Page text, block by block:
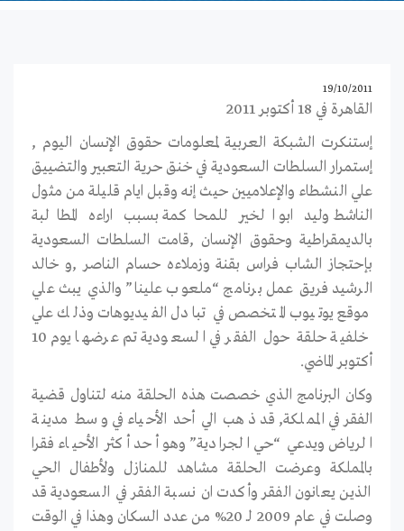
19/10/2011
القاهرة في 18 أكتوبر 2011
إستنكرت الشبكة العربية لمعلومات حقوق الإنسان اليوم ,
إستمرار السلطات السعودية في خنق حرية التعبير والتضييق
علي النشطاء والإعلاميين حيث إنه وقبل ايام قليلة من مثول
الناشط وليد ابو الخير للمحاكمة بسبب اراءه المطالبة
بالديمقراطية وحقوق الإنسان ,قامت السلطات السعودية
بإحتجاز الشاب فراس بقنة وزملاءه حسام الناصر ,و خالد
الرشيد فريق عمل برنامج “ملعوب علينا” والذي يبث علي
موقع يوتيوب المتخصص في تبادل الفيديوهات وذلك علي
خلفية حلقة حول الفقر في السعودية تم عرضها يوم 10
أكتوبر الماضي.
وكان البرنامج الذي خصصت هذه الحلقة منه لتناول قضية
الفقر في المملكة, قد ذهب الي أحد الأحياء في وسط مدينة
الرياض ويدعي “حي الجرادية” وهو أحد أكثر الأحياء فقرا
بالمملكة وعرضت الحلقة مشاهد للمنازل ولأطفال الحي
الذين يعانون الفقر وأكدت ان نسبة الفقر في السعودية قد
وصلت في عام 2009 لـ 20% من عدد السكان وهذا في الوقت